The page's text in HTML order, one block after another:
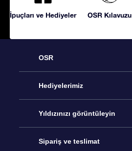
İpuçları ve Hediyeler OSR Kılavuzu
OSR
Hizmet
İletişim
Blogu
Hediyelerimiz
Çevrimiçi Yıldız Hediyesi
OSR Hediye Paketi
Yıldızınızı görüntüleyin
Star Register
Sipariş ve teslimat